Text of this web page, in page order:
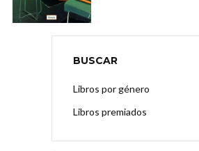
BUSCAR
Libros por género
Libros premiados